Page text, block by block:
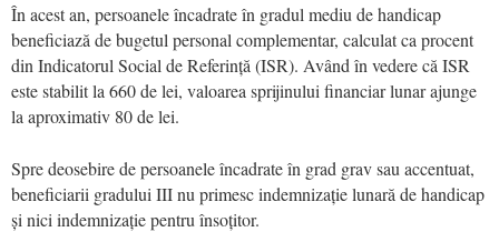
În acest an, persoanele încadrate în gradul mediu de handicap
beneficiază de bugetul personal complementar, calculat ca procent
din Indicatorul Social de Referință (ISR). Având în vedere că ISR
este stabilit la 660 de lei, valoarea sprijinului financiar lunar ajunge
la aproximativ 80 de lei.
Spre deosebire de persoanele încadrate în grad grav sau accentuat,
beneficiarii gradului III nu primesc indemnizație lunară de handicap
și nici indemnizație pentru însoțitor.